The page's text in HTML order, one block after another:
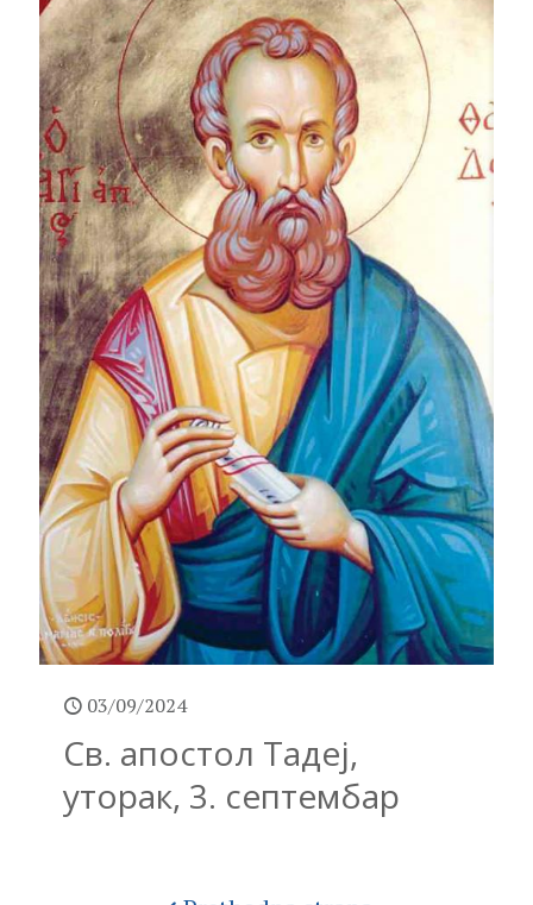
03/09/2024
Св. апостол Тадеј,
уторак, 3. септембар